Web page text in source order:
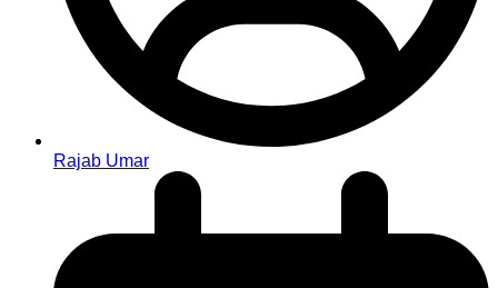
Rajab Umar